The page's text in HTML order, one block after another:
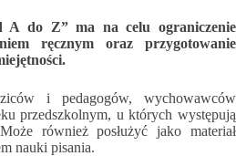
A do Z” ma na celu ograniczenie
ręcznym oraz przygotowanie
i pedagogów, wychowawców
przedszkolnym, u których występują
również posłużyć jako materiał
nauki pisania.